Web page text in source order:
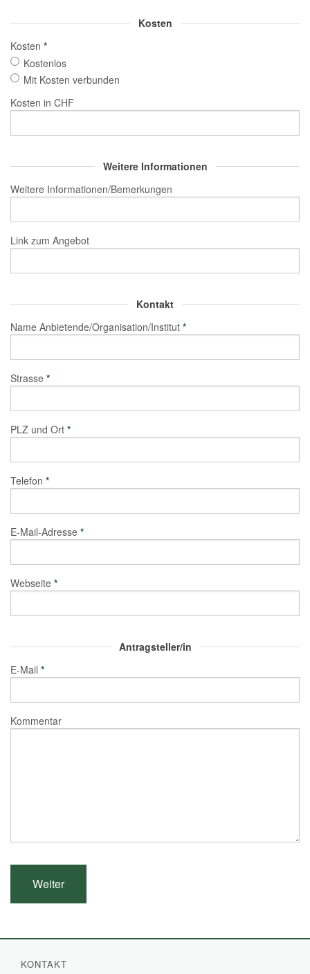
Kosten
Kosten *
Kostenlos
Mit Kosten verbunden
Kosten in CHF
Weitere Informationen
Weitere Informationen/Bemerkungen
Link zum Angebot
Kontakt
Name Anbietende/Organisation/Institut *
Strasse *
PLZ und Ort *
Telefon *
E-Mail-Adresse *
Webseite *
Antragsteller/in
E-Mail *
Kommentar
KONTAKT